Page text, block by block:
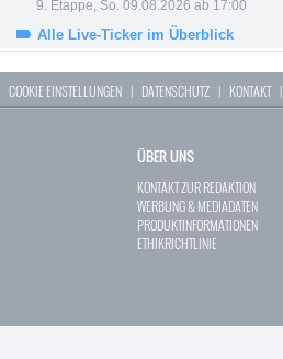
9. Etappe, So. 09.08.2026 ab 17:00
Alle Live-Ticker im Überblick
COOKIE EINSTELLUNGEN | DATENSCHUTZ | KONTAKT|
ÜBER UNS
KONTAKT ZUR REDAKTION
WERBUNG & MEDIADATEN
PRODUKTINFORMATIONEN
ETHIKRICHTLINIE